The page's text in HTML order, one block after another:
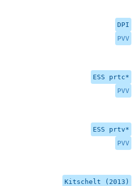
DPI
PVV
ESS prtc*
PVV
ESS prtv*
PVV
Kitschelt (2013)